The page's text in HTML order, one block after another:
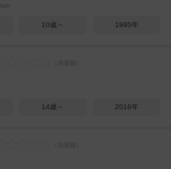
10歳～ 1995年
14歳～ 2016年